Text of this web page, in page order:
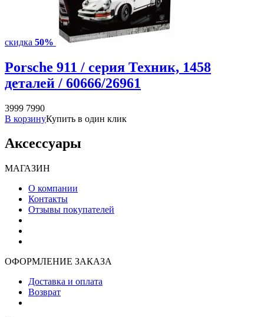
скидка 50%
Porsche 911 / серия Техник, 1458
деталей / 60666/26961
3999 7990
В корзинуКупить в один клик
Аксессуары
МАГАЗИН
О компании
Контакты
Отзывы покупателей
ОФОРМЛЕНИЕ ЗАКАЗА
Доставка и оплата
Возврат